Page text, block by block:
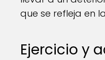
que se refleja en
Ejercicio y